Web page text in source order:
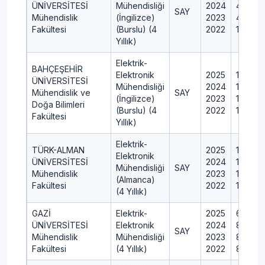
ÜNİVERSİTESİ
Mühendislik
Fakültesi
Mühendisliği
(İngilizce)
(Burslu) (4
Yıllık)
SAY
2024
2023
2022
4
4
10
BAHÇEŞEHİR
ÜNİVERSİTESİ
Mühendislik ve
Doğa Bilimleri
Fakültesi
Elektrik-
Elektronik
Mühendisliği
(İngilizce)
(Burslu) (4
Yıllık)
SAY
2025
2024
2023
2022
12
11
11
13
TÜRK-ALMAN
ÜNİVERSİTESİ
Mühendislik
Fakültesi
Elektrik-
Elektronik
Mühendisliği
(Almanca)
(4 Yıllık)
SAY
2025
2024
2023
2022
10
10
10
10
GAZİ
ÜNİVERSİTESİ
Mühendislik
Fakültesi
Elektrik-
Elektronik
Mühendisliği
(4 Yıllık)
SAY
2025
2024
2023
2022
60
80
80
80